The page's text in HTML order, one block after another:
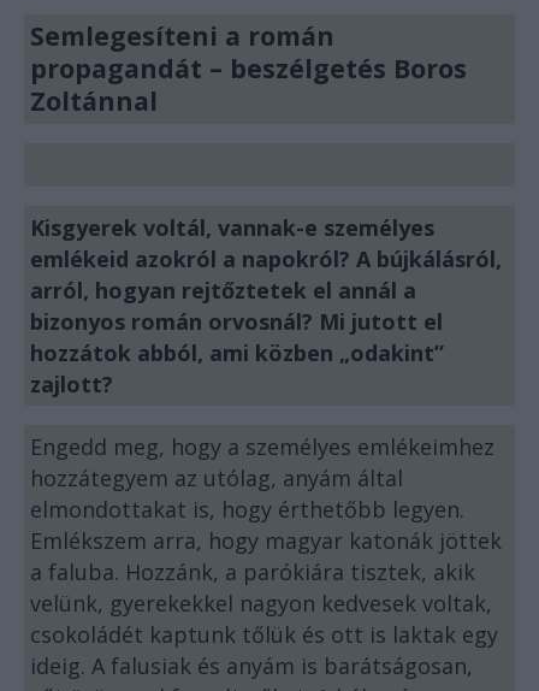
Semlegesíteni a román
propagandát – beszélgetés Boros
Zoltánnal
Kisgyerek voltál, vannak-e személyes
emlékeid azokról a napokról? A bújkálásról,
arról, hogyan rejtőztetek el annál a
bizonyos román orvosnál? Mi jutott el
hozzátok abból, ami közben „odakint”
zajlott?
Engedd meg, hogy a személyes emlékeimhez
hozzátegyem az utólag, anyám által
elmondottakat is, hogy érthetőbb legyen.
Emlékszem arra, hogy magyar katonák jöttek
a faluba. Hozzánk, a parókiára tisztek, akik
velünk, gyerekekkel nagyon kedvesek voltak,
csokoládét kaptunk tőlük és ott is laktak egy
ideig. A falusiak és anyám is barátságosan,